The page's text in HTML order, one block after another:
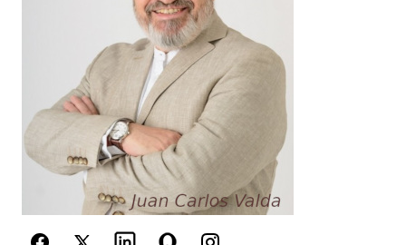
Guarda mi nombre, correo electrónico y web en
este navegador para la próxima vez que
comente.
Este sitio esta protegido por
reCAPTCHA y la Política de
privacidad y los Términos del servicio
de Googlese aplican.